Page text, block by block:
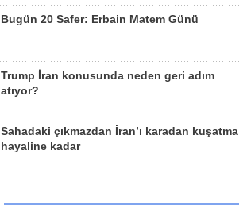
Bugün 20 Safer: Erbain Matem Günü
Trump İran konusunda neden geri adım
atıyor?
Sahadaki çıkmazdan İran’ı karadan kuşatma
hayaline kadar